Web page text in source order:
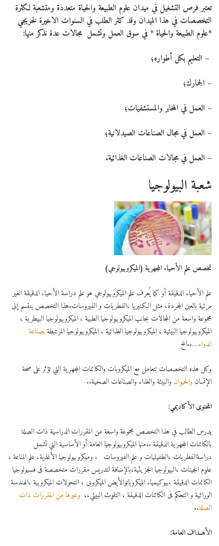
تعتبر فرص التشغيل في ميدان علوم الطبيعة والحياة متعددة ومتشعبة لكثرة
التخصصات في هذا الميدان وقد كثر الطلب في السنوات الاخيرة لخريجي
*علوم الطبيعة والحياة * في سوق العمل وتشمل مجالات عدة نذكر منها:
– التعليم بكل أطواره؛
– الجمارك؛
– العمل في المخابر والمستشفيات؛
– العمل في مجال الصناعات الصيدلانية؛
– العمل في مجالات الصناعات الغذائية.
شعبة البيولوجيا
تخصصعلم الأحياء المجهرية (الميكروبيولوجي)
علم الأحياء الدقيقة أو كما يُعرف علم الميكروبيولوجي هو علم دراسة الأحياء الدقيقة الغير
مرئية بالعين المجردة، مثل البكتيريا ،الفطريات و الفيروسات.هذا التخصص ينقسم إلى
مجموعة واسعة من المجالات بجانب الميكروبيولوجيا الطبية ، الميكروبيولوجيا البيطرية ،
الميكروبيولوجيا البيئية ، الميكروبيولوجيا الغذائية ، الميكروبيولوجيا المرتبطةبصناعة
الدواء…..الخ
وكل هذه التخصصات تتعامل مع الميكروبات والكائنات المجهرية التي تؤثر على صحة
الإنسان والحيوان والبيئة والغذاء والصناعات الصحية..
المحتوى الأكاديمي:
يدرس الطالب في هذا التخصص مجموعة واسعة من المقررات الدراسية ذات الصلة
بالكائنات المجهرية الدقيقة ..منها الميكروبيولوجيا العامة أو الأساسية التي تشمل
دراسةالفطريات ،الطفيليات و علم الفيروسات ، وميكروبيولوجيا الأغذية، علم المناعة ،
علوم الجينات ،البيولوجيا الجزيئية،بالإضافة لتدريس مقررات متخصصة فى فسيولوجيا
الكائنات الدقيقة ،بيوكيمياء الميكروباتوالأيض الميكروبى ، التحولات الميكروبية ،الهندسة
الوراثية و التحكم فى الكائنات الدقيقة ، التلوث البيئي،، وغيرها من المقررات ذات
الصلة..
الأهــداف العامة: